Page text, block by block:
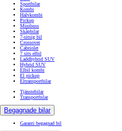
Sportbilar
Kombi
Halvkombi
Pickup
Minibuss
Skåpbilar
7-sitsig bil
Crossover
Cabriolet
7 sits elbil
Laddhybrid SUV
Hybrid SUV
Elbil kombi
El pickup
Eltransportbilar
Tjänstebilar
Transportbilar
Begagnade bilar
Garanti begagnad bil